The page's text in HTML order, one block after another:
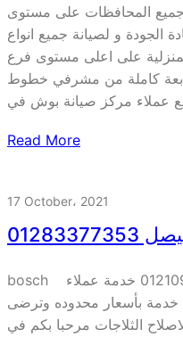
المحافظات على مستوى
الجودة و لصيانة جميع انواع
المنزلية على اعلى مستوى فرع
كاملة من مشرفي خطوط
Read More
17 October، 2021
bosch خدمة عملاء بوش فيصل 01210999852 خدمة عملاء
بأسعار محدوده وترضى
لاصلاح الثلاجات مرحبا بكم في